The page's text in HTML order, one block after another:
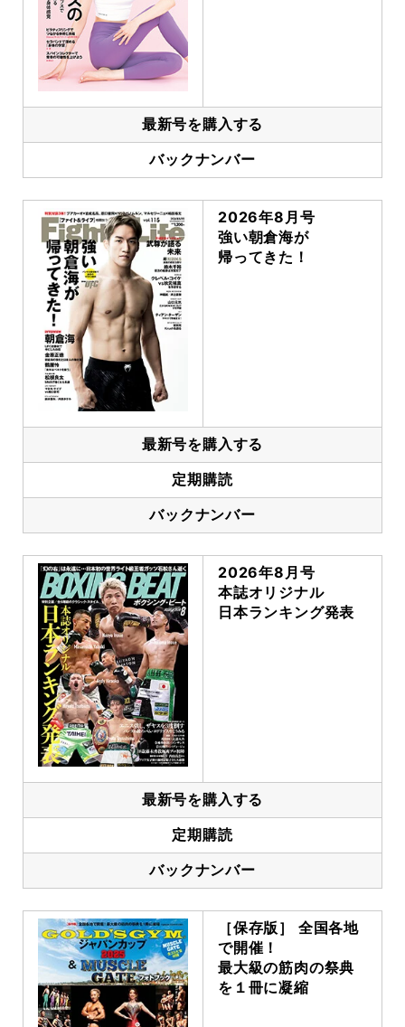
最新号を購入する
バックナンバー
2026年8月号
強い朝倉海が
帰ってきた！
最新号を購入する
定期購読
バックナンバー
2026年8月号
本誌オリジナル
日本ランキング発表
最新号を購入する
定期購読
バックナンバー
［保存版］ 全国各地
で開催！
最大級の筋肉の祭典
を１冊に凝縮